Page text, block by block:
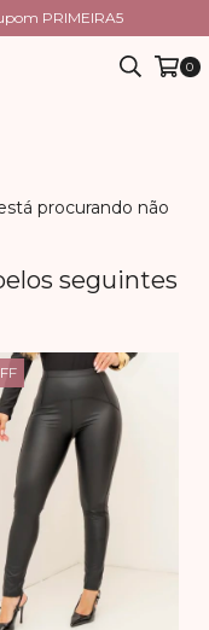
PRIMEIRA5
0
procurando não
seguintes